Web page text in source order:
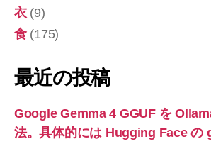
衣(9)
食(175)
最近の投稿
Google Gemma 4 GGUF を
法。具体的には Hugging Face の